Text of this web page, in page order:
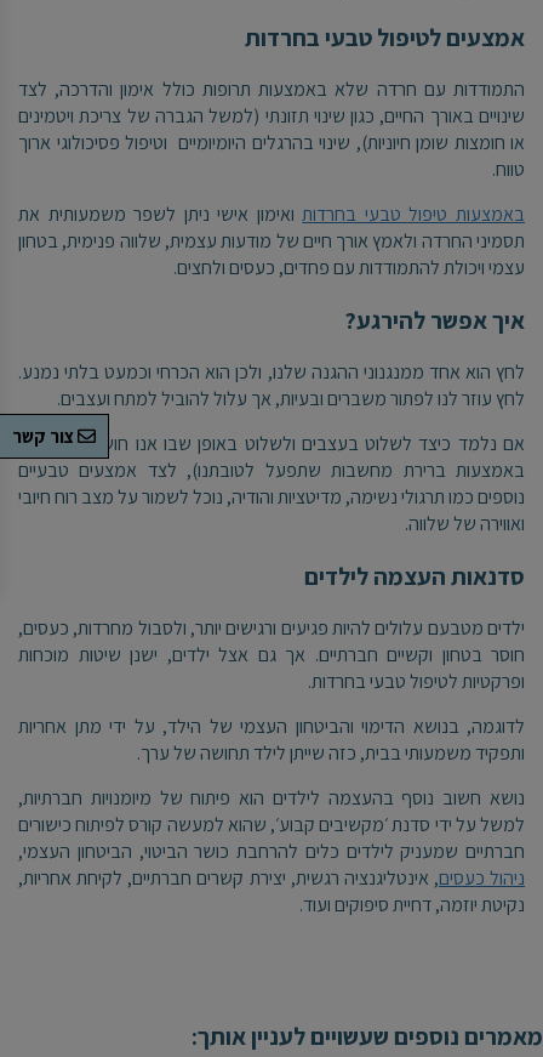
אמצעים לטיפול טבעי בחרדות
התמודדות עם חרדה שלא באמצעות תרופות כולל אימון והדרכה, לצד
שינויים באורך החיים, כגון שינוי תזונתי (למשל הגברה של צריכת ויטמינים
או חומצות שומן חיוניות), שינוי בהרגלים היומיומיים וטיפול פסיכולוגי ארוך
טווח.
באמצעות טיפול טבעי בחרדותואימון אישי ניתן לשפר משמעותית את
תסמיני החרדה ולאמץ אורך חיים של מודעות עצמית, שלווה פנימית, בטחון
עצמי ויכולת להתמודדות עם פחדים, כעסים ולחצים.
איך אפשר להירגע?
לחץ הוא אחד ממנגנוני ההגנה שלנו, ולכן הוא הכרחי וכמעט בלתי נמנע.
לחץ עוזר לנו לפתור משברים ובעיות, אך עלול להוביל למתח ועצבים.
אם נלמד כיצד לשלוט בעצבים ולשלוט באופן שבו אנו חושבים (למשל
באמצעות ברירת מחשבות שתפעל לטובתנו), לצד אמצעים טבעיים
נוספים כמו תרגולי נשימה, מדיטציות והודיה, נוכל לשמור על מצב רוח חיובי
ואווירה של שלווה.
סדנאות העצמה לילדים
ילדים מטבעם עלולים להיות פגיעים ורגישים יותר, ולסבול מחרדות, כעסים,
חוסר בטחון וקשיים חברתיים. אך גם אצל ילדים, ישנן שיטות מוכחות
ופרקטיות לטיפול טבעי בחרדות.
לדוגמה, בנושא הדימוי והביטחון העצמי של הילד, על ידי מתן אחריות
ותפקיד משמעותי בבית, כזה שייתן לילד תחושה של ערך.
נושא חשוב נוסף בהעצמה לילדים הוא פיתוח של מיומנויות חברתיות,
למשל על ידי סדנת ׳מקשיבים קבוע׳, שהוא למעשה קורס לפיתוח כישורים
חברתיים שמעניק לילדים כלים להרחבת כושר הביטוי, הביטחון העצמי,
ניהול כעסים, אינטליגנציה רגשית, יצירת קשרים חברתיים, לקיחת אחריות,
נקיטת יוזמה, דחיית סיפוקים ועוד.
מאמרים נוספים שעשויים לעניין אותך:
צור קשר